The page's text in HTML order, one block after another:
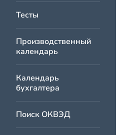
Тесты
Производственный
календарь
Календарь
бухгалтера
Поиск ОКВЭД